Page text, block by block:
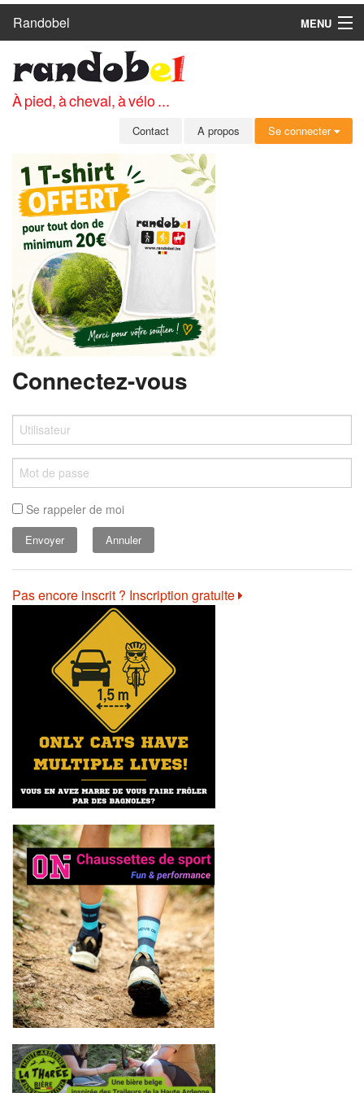
Randobel
MENU
CIRCUITS
CLUBS
MEMBRES
SE CONNECTER
INSCRIPTION GRATUITE
MOT DE PASSE OUBLIÉ
À pied, à cheval, à vélo ...
Contact A propos Se connecter
Connectez-vous
Se rappeler de moi
Annuler
Pas encore inscrit ? Inscription gratuite